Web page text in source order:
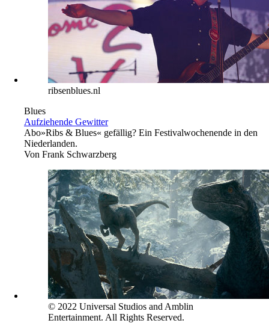
ribsenblues.nl
Blues
Aufziehende Gewitter
Abo»Ribs & Blues« gefällig? Ein Festivalwochenende in den
Niederlanden.
Von Frank Schwarzberg
© 2022 Universal Studios and Amblin
Entertainment. All Rights Reserved.